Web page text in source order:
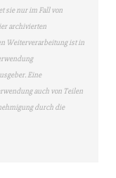
sie nur im Fall von
archivierten
Weiterverarbeitung ist in
Eine
auch von Teilen
durch die